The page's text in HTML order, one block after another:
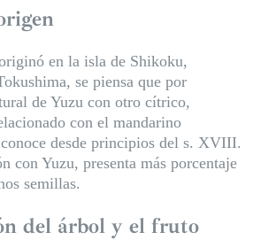
en la isla de Shikoku,
se piensa que por
de Yuzu con otro cítrico,
con el mandarino
desde principios del s. XVIII.
con Yuzu, presenta más porcentaje
semillas.
del árbol y el fruto